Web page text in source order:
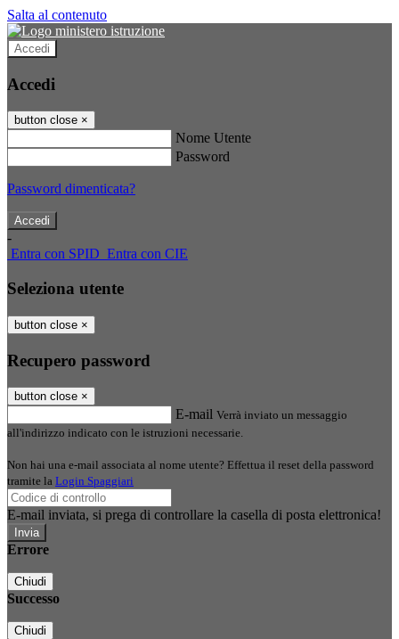
Salta al contenuto
Accedi
Accedi
button close ×
Nome Utente
Password
Password dimenticata?
-
Entra con SPID Entra con CIE
Seleziona utente
button close ×
Recupero password
button close ×
E-mail Verrà inviato un messaggio
all'indirizzo indicato con le istruzioni necessarie.
Non hai una e-mail associata al nome utente? Effettua il reset della password
tramite la Login Spaggiari
E-mail inviata, si prega di controllare la casella di posta elettronica!
Errore
Chiudi
Successo
Chiudi